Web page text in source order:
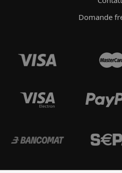
Domande